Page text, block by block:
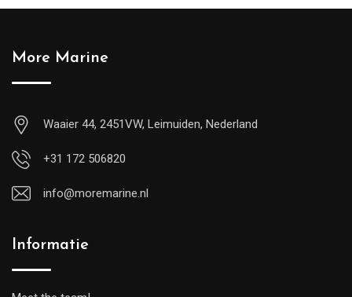
More Marine
Waaier 44, 2451VW, Leimuiden, Nederland
+31 172 506820
info@moremarine.nl
Informatie